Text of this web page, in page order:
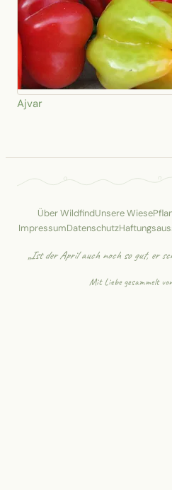
Ajvar
Über WildfindUnsere Wiese
ImpressumDatenschutz
„Ist der April auch noch so gut, er
Mit Liebe gesammelt